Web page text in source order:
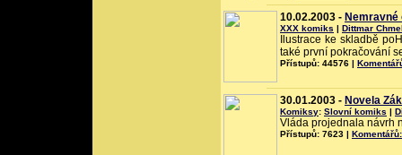
10.02.2003 - Nemravné
XXX komiks | Dittmar
Ilustrace ke skladbě
také první pokračování
Přístupů: 44576 |
30.01.2003 - Novela
Komiksy: Slovní komiks |
Vláda projednala návrh
Přístupů: 7623 | Komentářů: